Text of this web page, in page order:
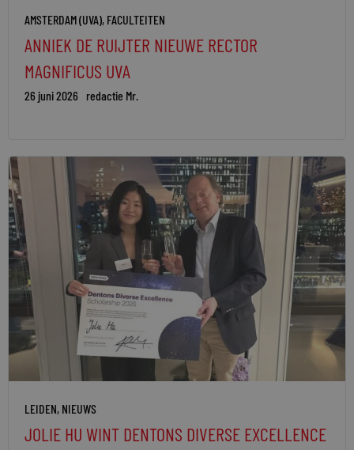
AMSTERDAM (UVA), FACULTEITEN
ANNIEK DE RUIJTER NIEUWE RECTOR
MAGNIFICUS UVA
26 juni 2026 redactie Mr.
LEIDEN, NIEUWS
JOLIE HU WINT DENTONS DIVERSE EXCELLENCE